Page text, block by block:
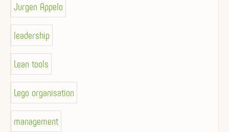
Jurgen Appelo
leadership
Lean tools
Lego organisation
management